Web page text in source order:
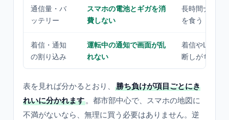
通信量・バ
ッテリー
スマホの電池とギガを消
費しない
長時間ナビで
を食う
着信・通知
の割り込み
運転中の通知で画面が乱
れない
着信やLINEで
断しがち
表を見れば分かるとおり、
勝ち負けが項目ごとにき
れいに分かれます。都市部中心で、スマホの地図に
不満がないなら、無理に買う必要はありません。逆